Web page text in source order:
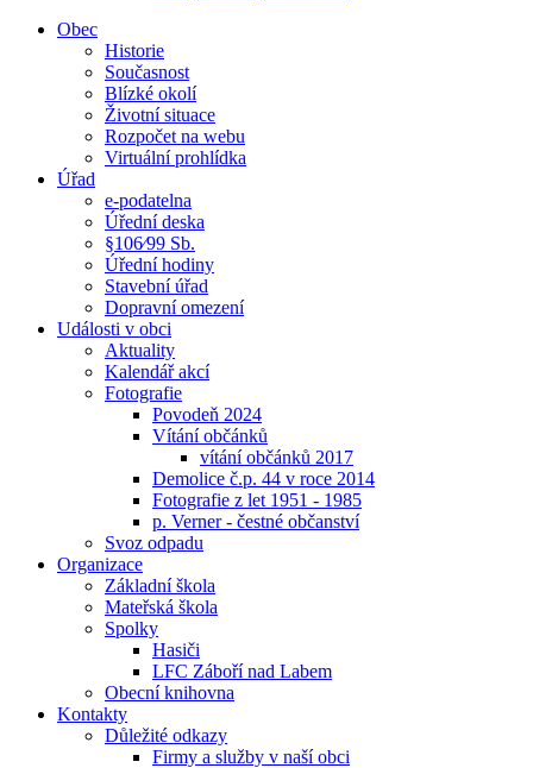
Obec
Historie
Současnost
Blízké okolí
Životní situace
Rozpočet na webu
Virtuální prohlídka
Úřad
e-podatelna
Úřední deska
§106⁄99 Sb.
Úřední hodiny
Stavební úřad
Dopravní omezení
Události v obci
Aktuality
Kalendář akcí
Fotografie
Povodeň 2024
Vítání občánků
vítání občánků 2017
Demolice č.p. 44 v roce 2014
Fotografie z let 1951 - 1985
p. Verner - čestné občanství
Svoz odpadu
Organizace
Základní škola
Mateřská škola
Spolky
Hasiči
LFC Záboří nad Labem
Obecní knihovna
Kontakty
Důležité odkazy
Firmy a služby v naší obci